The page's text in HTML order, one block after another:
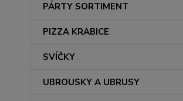
PÁRTY SORTIMENT
PIZZA KRABICE
SVÍČKY
UBROUSKY A UBRUSY